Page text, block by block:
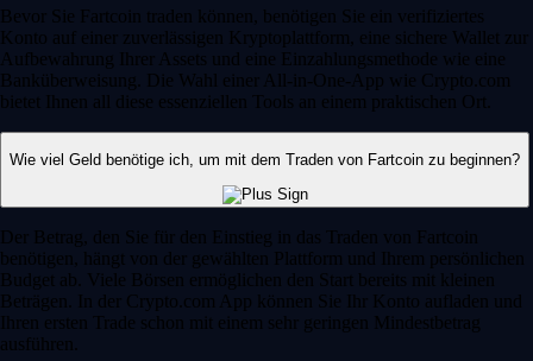
Bevor Sie Fartcoin traden können, benötigen Sie ein verifiziertes
Konto auf einer zuverlässigen Kryptoplattform, eine sichere Wallet zur
Aufbewahrung Ihrer Assets und eine Einzahlungsmethode wie eine
Banküberweisung. Die Wahl einer All-in-One-App wie Crypto.com
bietet Ihnen all diese essenziellen Tools an einem praktischen Ort.
Wie viel Geld benötige ich, um mit dem Traden von Fartcoin zu beginnen?
Der Betrag, den Sie für den Einstieg in das Traden von Fartcoin
benötigen, hängt von der gewählten Plattform und Ihrem persönlichen
Budget ab. Viele Börsen ermöglichen den Start bereits mit kleinen
Beträgen. In der Crypto.com App können Sie Ihr Konto aufladen und
Ihren ersten Trade schon mit einem sehr geringen Mindestbetrag
ausführen.